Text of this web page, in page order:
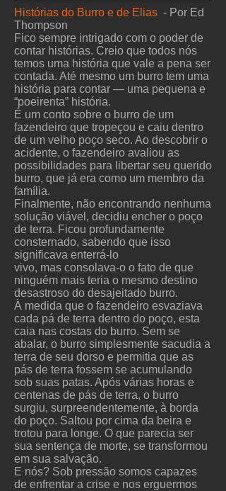
Histórias do Burro e de Elias - Por Ed
Thompson
Fico sempre intrigado com o poder de
contar histórias. Creio que todos nós
temos uma história que vale a pena ser
contada. Até mesmo um burro tem uma
história para contar — uma pequena e
“poeirenta” história.
É um conto sobre o burro de um
fazendeiro que tropeçou e caiu dentro
de um velho poço seco. Ao descobrir o
acidente, o fazendeiro avaliou as
possibilidades para libertar seu querido
burro, que já era como um membro da
família.
Finalmente, não encontrando nenhuma
solução viável, decidiu encher o poço
de terra. Ficou profundamente
consternado, sabendo que isso
significava enterrá-lo
vivo, mas consolava-o o fato de que
ninguém mais teria o mesmo destino
desastroso do desajeitado burro.
À medida que o fazendeiro esvaziava
cada pá de terra dentro do poço, esta
caia nas costas do burro. Sem se
abalar, o burro simplesmente sacudia a
terra de seu dorso e permitia que as
pás de terra fossem se acumulando
sob suas patas. Após várias horas e
centenas de pás de terra, o burro
surgiu, surpreendentemente, à borda
do poço. Saltou por cima da beira e
trotou para longe. O que parecia ser
sua sentença de morte, se transformou
em sua salvação.
E nós? Sob pressão somos capazes
de enfrentar a crise e nos erguermos